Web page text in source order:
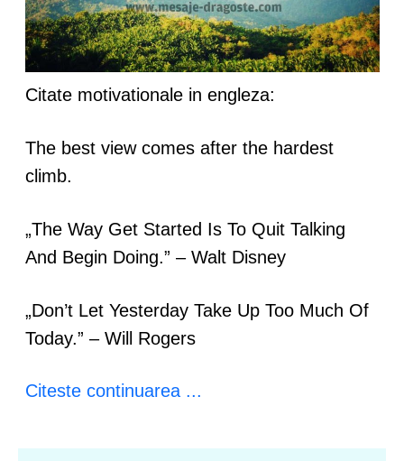
Citate motivationale in engleza:
The best view comes after the hardest
climb.
„The Way Get Started Is To Quit Talking
And Begin Doing.” – Walt Disney
„Don’t Let Yesterday Take Up Too Much Of
Today.” – Will Rogers
Citeste continuarea ...